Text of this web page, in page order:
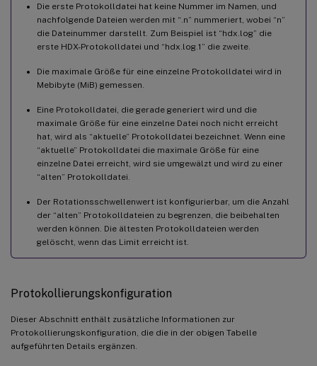
Die erste Protokolldatei hat keine Nummer im Namen, und
nachfolgende Dateien werden mit “.n” nummeriert, wobei “n”
die Dateinummer darstellt. Zum Beispiel ist “hdx.log” die
erste HDX-Protokolldatei und “hdx.log.1” die zweite.
Die maximale Größe für eine einzelne Protokolldatei wird in
Mebibyte (MiB) gemessen.
Eine Protokolldatei, die gerade generiert wird und die
maximale Größe für eine einzelne Datei noch nicht erreicht
hat, wird als “aktuelle” Protokolldatei bezeichnet. Wenn eine
“aktuelle” Protokolldatei die maximale Größe für eine
einzelne Datei erreicht, wird sie umgewälzt und wird zu einer
“alten” Protokolldatei.
Der Rotationsschwellenwert ist konfigurierbar, um die Anzahl
der “alten” Protokolldateien zu begrenzen, die beibehalten
werden können. Die ältesten Protokolldateien werden
gelöscht, wenn das Limit erreicht ist.
Protokollierungskonfiguration
Dieser Abschnitt enthält zusätzliche Informationen zur
Protokollierungskonfiguration, die die in der obigen Tabelle
aufgeführten Details ergänzen.